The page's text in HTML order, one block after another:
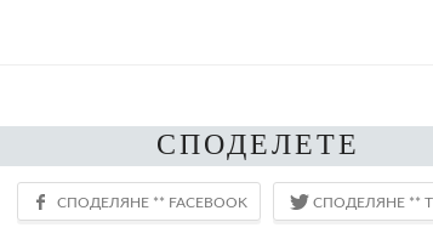
СПОДЕЛЕТЕ